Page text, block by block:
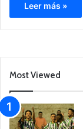
Leer más »
Most Viewed